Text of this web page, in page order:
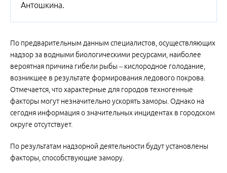
Антошкина.
По предварительным данным специалистов, осуществляющих
надзор за водными биологическими ресурсами, наиболее
вероятная причина гибели рыбы – кислородное голодание,
возникшее в результате формирования ледового покрова.
Отмечается, что характерные для городов техногенные
факторы могут незначительно ускорять заморы. Однако на
сегодня информация о значительных инцидентах в городском
округе отсутствует.
По результатам надзорной деятельности будут установлены
факторы, способствующие замору.